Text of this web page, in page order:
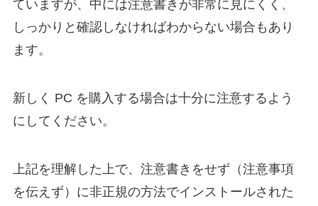
ていますが、中には注意書きが非常に見にくく、
しっかりと確認しなければわからない場合もあり
ます。
新しく PC を購入する場合は十分に注意するよう
にしてください。
上記を理解した上で、注意書きをせず（注意事項
を伝えず）に非正規の方法でインストールされた